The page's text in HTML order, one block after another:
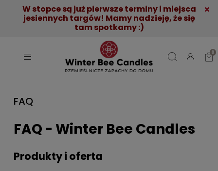
W stopce są już pierwsze terminy i miejsca
jesiennych targów! Mamy nadzieję, że się
tam spotkamy :)
FAQ
FAQ - Winter Bee Candles
Produkty i oferta